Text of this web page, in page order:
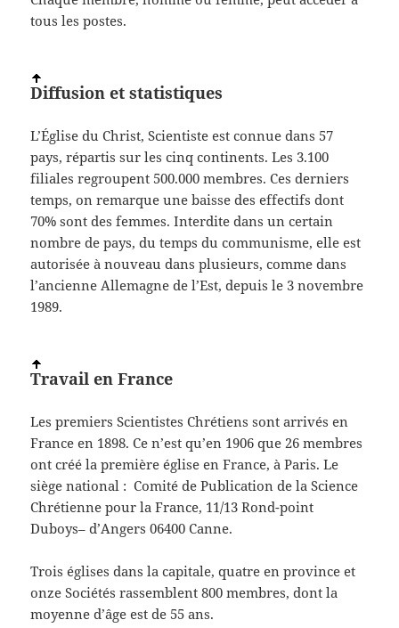
tous les postes.
Diffusion et statistiques
L’Église du Christ, Scientiste est connue dans 57
pays, répartis sur les cinq continents. Les 3.100
filiales regroupent 500.000 membres. Ces derniers
temps, on remarque une baisse des effectifs dont
70% sont des femmes. Interdite dans un certain
nombre de pays, du temps du communisme, elle est
autorisée à nouveau dans plusieurs, comme dans
l’ancienne Allemagne de l’Est, depuis le 3 novembre
1989.
Travail en France
Les premiers Scientistes Chrétiens sont arrivés en
France en 1898. Ce n’est qu’en 1906 que 26 membres
ont créé la première église en France, à Paris. Le
siège national : Comité de Publication de la Science
Chrétienne pour la France, 11/13 Rond-point
Duboys– d’Angers 06400 Canne.
Trois églises dans la capitale, quatre en province et
onze Sociétés rassemblent 800 membres, dont la
moyenne d’âge est de 55 ans.